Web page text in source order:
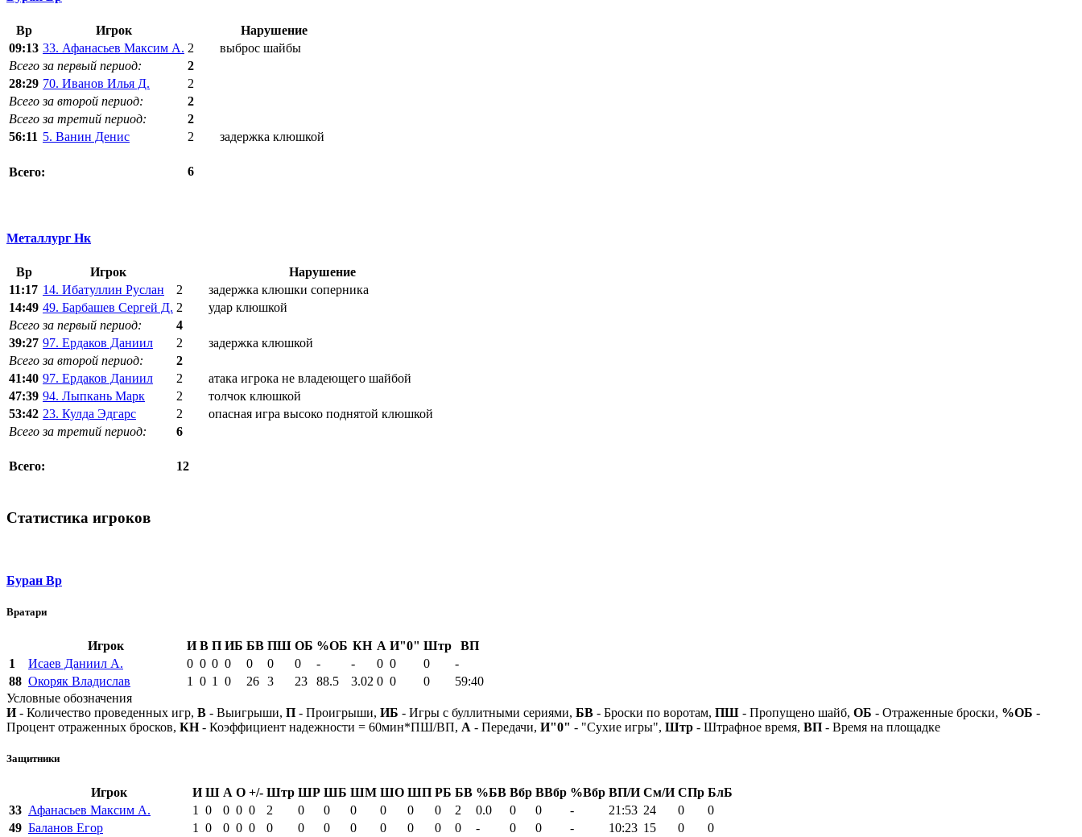
Вр Игрок
Нарушение
09:13 33. Афанасьев Максим А. 2
выброс шайбы
Всего за первый период:
2
28:29 70. Иванов Илья Д.
2
Всего за второй период:
2
Всего за третий период:
2
56:11 5. Ванин Денис 2 задержка клюшкой
Всего: 6
Металлург Нк
Вр Игрок
Нарушение
11:17 14. Ибатуллин Руслан 2
задержка клюшки соперника
14:49 49. Барбашев Сергей Д. 2
удар клюшкой
Всего за первый период:
4
39:27 97. Ердаков Даниил 2
задержка клюшкой
Всего за второй период:
2
41:40 97. Ердаков Даниил 2
атака игрока не владеющего шайбой
47:39 94. Лыпкань Марк 2
толчок клюшкой
53:42 23. Кулда Эдгарс 2
опасная игра высоко поднятой клюшкой
Всего за третий период:
6
Всего: 12
Статистика игроков
Буран Вр
Вратари
Игрок И В П ИБ БВ ПШ ОБ %ОБ КН А И"0" Штр
ВП
1
Исаев Даниил А. 0 0 0 0 0 0 0 - - 0 0 0
-
88 Окоряк Владислав 1 0 1 0 26 3 23 88.5 3.02 0 0 0
59:40
Условные обозначения
И- Количество проведенных игр, В - Выигрыши, П - Проигрыши, ИБ - Игры с буллитными сериями, БВ - Броски по воротам, ПШ - Пропущено шайб, ОБ - Отраженные броски, %ОБ -
Процент отраженных бросков, КН- Коэффициент надежности = 60мин*ПШ/ВП, А - Передачи, И"0" - "Сухие игры", Штр - Штрафное время, ВП - Время на площадке
Защитники
Игрок И Ш А О +/- Штр ШР ШБ ШМ ШО ШП РБ БВ %БВ Вбр ВВбр %Вбр ВП/И См/И СПр БлБ
33 Афанасьев Максим А. 1 0 0 0 0 2 0 0 0 0 0 0 2 0.0 0 0 - 21:53 24 0
0
49 Баланов Егор 1 0 0 0 0 0 0 0 0 0 0 0 0 - 0 0 - 10:23 15 0 0